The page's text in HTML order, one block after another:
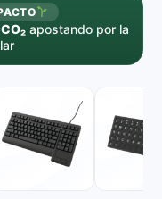
apostando por la